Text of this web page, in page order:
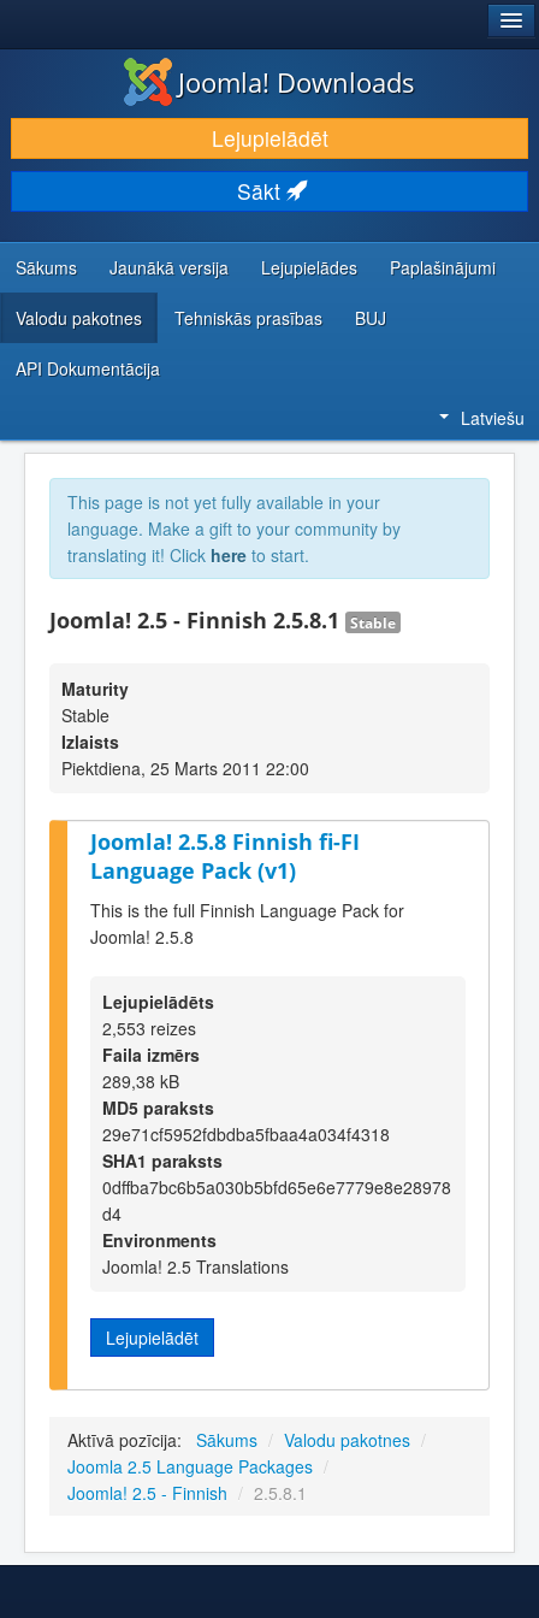
LEJUPIELĀDĒT UN PAPLAŠINĀT
ATKLĀJ UN IEMĀCIES
KOPIENA UN ATBALSTS
IZSTRĀDĀTĀJU RESURSI
Joomla! Downloads
Lejupielādēt
Sākt
Sākums Jaunākā versija Lejupielādes Paplašinājumi
Valodu pakotnes Tehniskās prasības BUJ
API Dokumentācija
Latviešu
This page is not yet fully available in your
language. Make a gift to your community by
translating it! Click here to start.
Joomla! 2.5 - Finnish 2.5.8.1 Stable
Maturity
Stable
Izlaists
Piektdiena, 25 Marts 2011 22:00
Joomla! 2.5.8 Finnish fi-FI
Language Pack (v1)
This is the full Finnish Language Pack for
Joomla! 2.5.8
Lejupielādēts
2,553 reizes
Faila izmērs
289,38 kB
MD5 paraksts
29e71cf5952fdbdba5fbaa4a034f4318
SHA1 paraksts
0dffba7bc6b5a030b5bfd65e6e7779e8e28978
d4
Environments
Joomla! 2.5 Translations
Lejupielādēt
Aktīvā pozīcija: Sākums / Valodu pakotnes /
Joomla 2.5 Language Packages /
Joomla! 2.5 - Finnish / 2.5.8.1